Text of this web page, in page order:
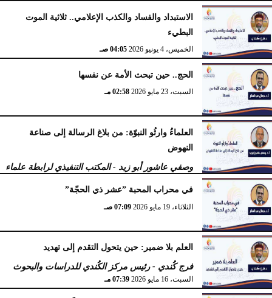
الثلاثاء، 16 يونيو 2026 10:22 صـ
الاستبداد والفساد والكذب الإعلامي.. ثلاثية الموت
البطيء
الخميس، 4 يونيو 2026 04:05 صـ
الحج.. حين تبحث الأمة عن نفسها
السبت، 23 مايو 2026 02:58 مـ
العلماءُ وارثُو النبوّة: من بلاغ الرسالة إلى صناعة
النهوض
وصفي عاشور أبو زيد - المكتب التنفيذي لرابطة علماء
أهل السنّة
الثلاثاء، 19 مايو 2026 10:44 مـ
في محراب المحبة ”عشر ذي الحجّة”
الثلاثاء، 19 مايو 2026 07:09 صـ
العلم بلا ضمير: حين يتحول التقدم إلى تهديد
فرج كُندي - رئيس مركز الكُندي للدراسات والبحوث
السبت، 16 مايو 2026 07:39 مـ